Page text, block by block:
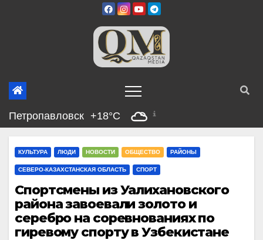
Петропавловск +18°C
КУЛЬТУРА ЛЮДИ НОВОСТИ ОБЩЕСТВО РАЙОНЫ
СЕВЕРО-КАЗАХСТАНСКАЯ ОБЛАСТЬ СПОРТ
Спортсмены из Уалихановского
района завоевали золото и
серебро на соревнованиях по
гиревому спорту в Узбекистане